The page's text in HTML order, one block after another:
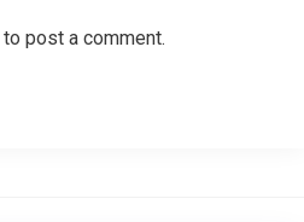
to post a comment.